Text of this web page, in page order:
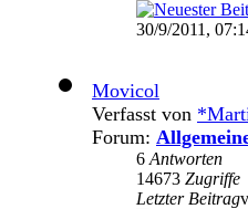
30/9/2011,
Movicol
Verfasst von
Forum:
6 Antworten
14673 Zugriffe
Letzter Beitrag